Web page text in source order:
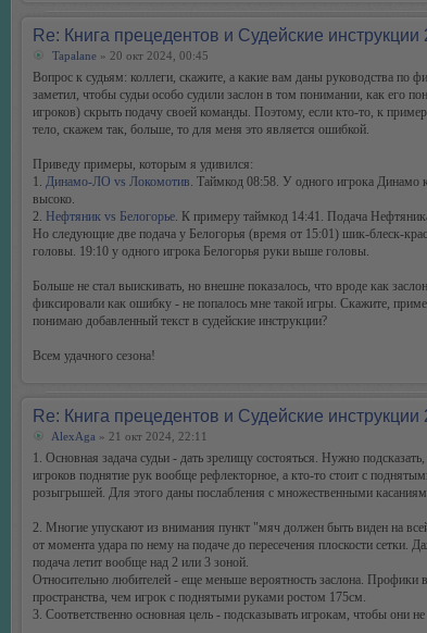
Re: Книга прецедентов и Судейские инструкции
Tapalane » 20 окт 2024, 00:45
Вопрос к судьям: коллеги, скажите, а какие вам даны руководства
заметил, чтобы судьи особо судили заслон в том понимании, как его
игроков) скрыть подачу своей команды. Поэтому, если кто-то, к
тело, скажем так, больше, то для меня это является ошибкой.
Приведу примеры, которым я удивился:
1. Динамо-ЛО vs Локомотив. Таймкод 08:58. У одного игрока Динамо
высоко.
2. Нефтяник vs Белогорье. К примеру таймкод 14:41. Подача
Но следующие две подача у Белогорья (время от 15:01) шик-блеск-
головы. 19:10 у одного игрока Белогорья руки выше головы.
Больше не стал выискивать, но внешне показалось, что вроде как
фиксировали как ошибку - не попалось мне такой игры. Скажите,
понимаю добавленный текст в судейские инструкции?
Всем удачного сезона!
Re: Книга прецедентов и Судейские инструкции
AlexAga » 21 окт 2024, 22:11
1. Основная задача судьи - дать зрелищу состояться. Нужно
игроков поднятие рук вообще рефлекторное, а кто-то стоит с
розыгрышей. Для этого даны послабления с множественными
2. Многие упускают из внимания пункт "мяч должен быть виден на
от момента удара по нему на подаче до пересечения плоскости сетки.
подача летит вообще над 2 или 3 зоной.
Относительно любителей - еще меньше вероятность заслона.
пространства, чем игрок с поднятыми руками ростом 175см.
3. Соответственно основная цель - подсказывать игрокам, чтобы они